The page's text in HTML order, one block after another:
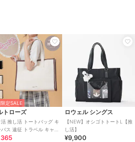
定SALE
トローズ
活 推し活 トートバッグ キ
バス 遠征 トラベル キャリ
ン
ロウェル シングス
【NEW】オシゴトトートL【推
し活】
¥9,900